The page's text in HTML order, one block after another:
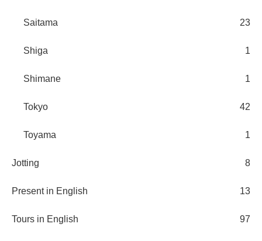
Saitama 23
Shiga 1
Shimane 1
Tokyo 42
Toyama 1
Jotting 8
Present in English 13
Tours in English 97